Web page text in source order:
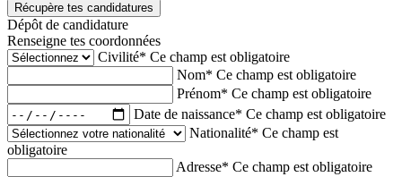
Récupère tes candidatures
Dépôt de candidature
Renseigne tes coordonnées
Civilité* Ce champ est obligatoire
Nom* Ce champ est obligatoire
Prénom* Ce champ est obligatoire
Date de naissance* Ce champ est obligatoire
Nationalité* Ce champ est
obligatoire
Adresse* Ce champ est obligatoire